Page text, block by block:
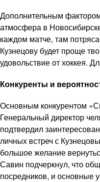
Дополнительным
атмосфера в
каждом матче, там
Кузнецову будет проще
удовольствие от хоккея.
Конкуренты и
Основным конкурентом
Генеральный директор
подтвердил
личных встреч с
большое желание
Савин подчеркнул, что
посредников, и основные